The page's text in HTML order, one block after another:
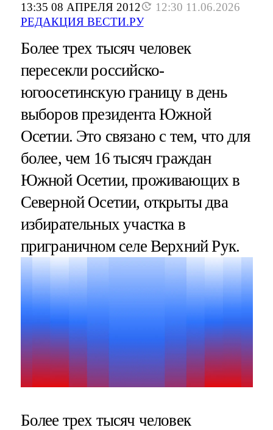
13:35 08 АПРЕЛЯ 2012
12:30 11.06.2026
РЕДАКЦИЯ ВЕСТИ.РУ
Более трех тысяч человек
пересекли российско-
югоосетинскую границу в день
выборов президента Южной
Осетии. Это связано с тем, что для
более, чем 16 тысяч граждан
Южной Осетии, проживающих в
Северной Осетии, открыты два
избирательных участка в
приграничном селе Верхний Рук.
Более трех тысяч человек